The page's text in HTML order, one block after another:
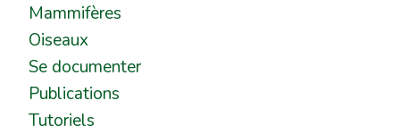
Mammifères
Oiseaux
Se documenter
Publications
Tutoriels